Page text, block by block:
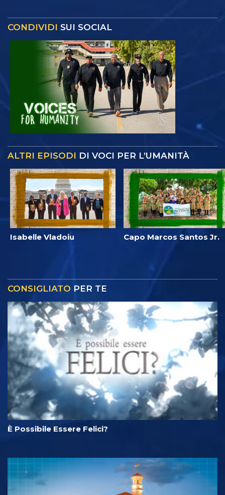
CONDIVIDI SUI SOCIAL
ALTRI EPISODI DI VOCI PER L’UMANITÀ
Isabelle Vladoiu Capo Marcos Santos Jr.
CONSIGLIATO PER TE
È Possibile Essere Felici?